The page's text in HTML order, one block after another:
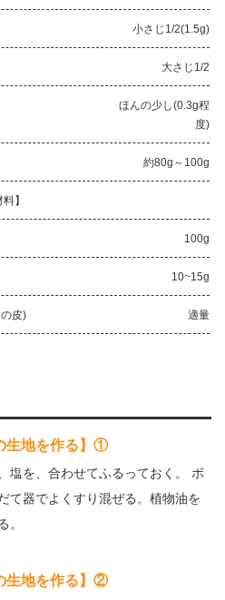
小さじ1/2(1.5g)
大さじ1/2
ほんの少し(0.3g程
度)
約80g～100g
】
100g
10~15g
皮) 適量
生地を作る】①
塩を、合わせてふるっておく。 ボ
て器でよくすり混ぜる。植物油を
。
生地を作る】②